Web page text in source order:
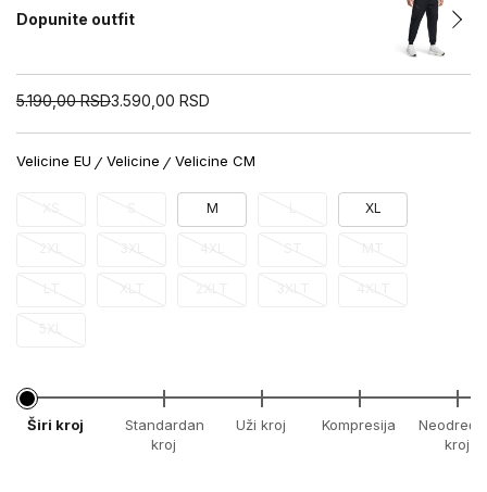
Dopunite outfit
5.190,00 RSD3.590,00 RSD
Velicine EU Velicine Velicine CM
M XL
Širi kroj
Standardan
kroj
Uži kroj Kompresija
kroj